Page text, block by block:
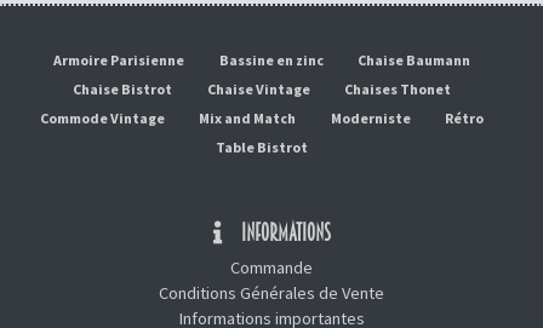
Armoire Parisienne Bassine en zinc
Chaise Baumann
Chaise Bistrot
Chaise Vintage
Chaises Thonet
Commode Vintage
Mix and Match Moderniste
Rétro
Table Bistrot
INFORMATIONS
Commande
Conditions Générales de Vente
Informations importantes